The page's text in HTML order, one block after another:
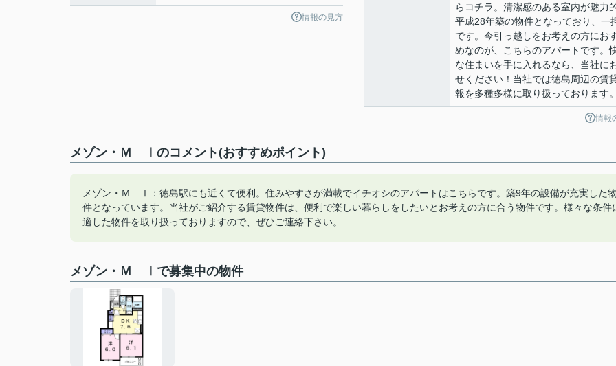
情報の見方
らコチラ。清潔感のある室内が魅力
平成28年築の物件となっており、一
です。今引っ越しをお考えの方にお
めなのが、こちらのアパートです。
な住まいを手に入れるなら、当社に
せください！当社では徳島周辺の賃
報を多種多様に取り扱っております。
情報
メゾン・Ｍ Ⅰのコメント(おすすめポイント)
メゾン・Ｍ Ⅰ：徳島駅にも近くて便利。住みやすさが満載でイチオシのアパートはこちらです。築9年の設備が充実した物
件となっています。当社がご紹介する賃貸物件は、便利で楽しい暮らしをしたいとお考えの方に合う物件です。様々な条件
適した物件を取り扱っておりますので、ぜひご連絡下さい。
メゾン・Ｍ Ⅰで募集中の物件